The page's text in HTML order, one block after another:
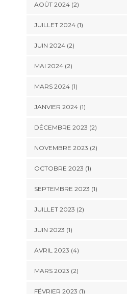
AOÛT 2024(2)
JUILLET 2024(1)
JUIN 2024(2)
MAI 2024(2)
MARS 2024(1)
JANVIER 2024(1)
DÉCEMBRE 2023 (2)
NOVEMBRE 2023 (2)
OCTOBRE 2023 (1)
SEPTEMBRE 2023 (1)
JUILLET 2023 (2)
JUIN 2023 (1)
AVRIL 2023 (4)
MARS 2023 (2)
FÉVRIER 2023 (1)